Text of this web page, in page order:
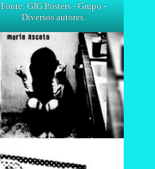
Fonte: GIG Posters - Grupo -
Diversos autores.